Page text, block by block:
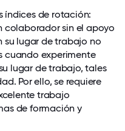
índices de rotación:
colaborador sin el apoyo
su lugar de trabajo no
cuando experimente
lugar de trabajo, tales
Por ello, se requiere
trabajo
de formación y